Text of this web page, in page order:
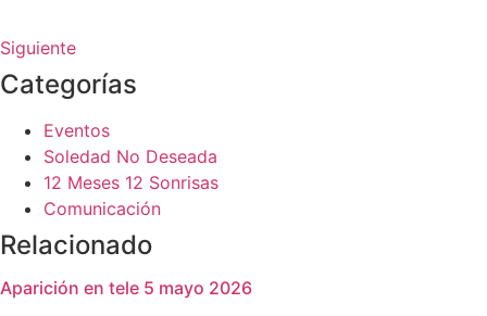
Siguiente
Categorías
Eventos
Soledad No Deseada
12 Meses 12 Sonrisas
Comunicación
Relacionado
Aparición en tele 5 mayo 2026